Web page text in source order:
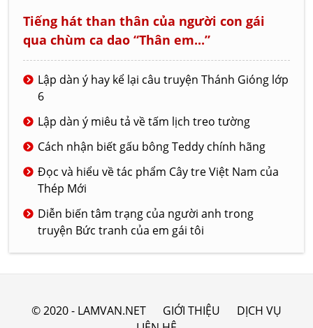
Tiếng hát than thân của người con gái
qua chùm ca dao “Thân em...”
Lập dàn ý hay kể lại câu truyện Thánh Gióng lớp
6
Lập dàn ý miêu tả về tấm lịch treo tường
Cách nhận biết gấu bông Teddy chính hãng
Đọc và hiểu về tác phẩm Cây tre Việt Nam của
Thép Mới
Diễn biến tâm trạng của người anh trong
truyện Bức tranh của em gái tôi
© 2020 - LAMVAN.NET GIỚI THIỆU
DỊCH VỤ